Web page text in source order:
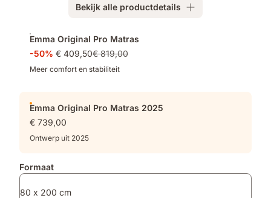
Consumentenbond¹
hoes
Bekijk alle productdetails
producten
Emma Original Pro Matras
-50% € 409,50€ 819,00
Meer comfort en stabiliteit
Emma Original Pro Matras 2025
€ 739,00
Ontwerp uit 2025
Formaat
80 x 200 cm